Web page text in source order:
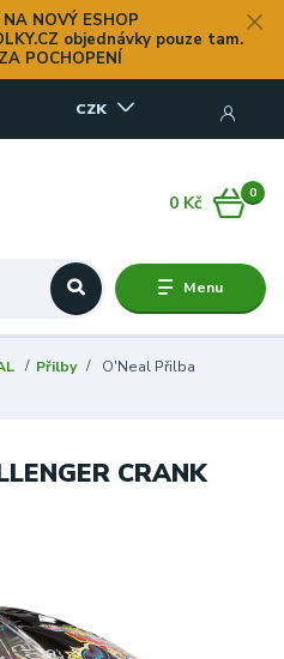
NOVÝ ESHOP
objednávky pouze tam.
POCHOPENÍ
Menu
CZK
0
0 Kč
Přilby
O'Neal Přilba
CRANK